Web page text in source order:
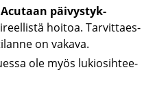
päi­vys­tyk­
hoi­toa. Tar­vit­taes­
on va­ka­va.
ole myös lu­kio­sih­tee­